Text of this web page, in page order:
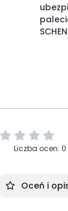
Liczba ocen: 0
Oceń i